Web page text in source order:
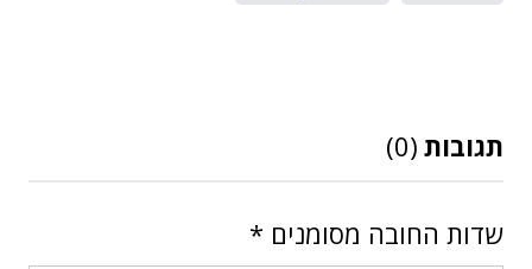
תגובות (0)
שדות החובה מסומנים *